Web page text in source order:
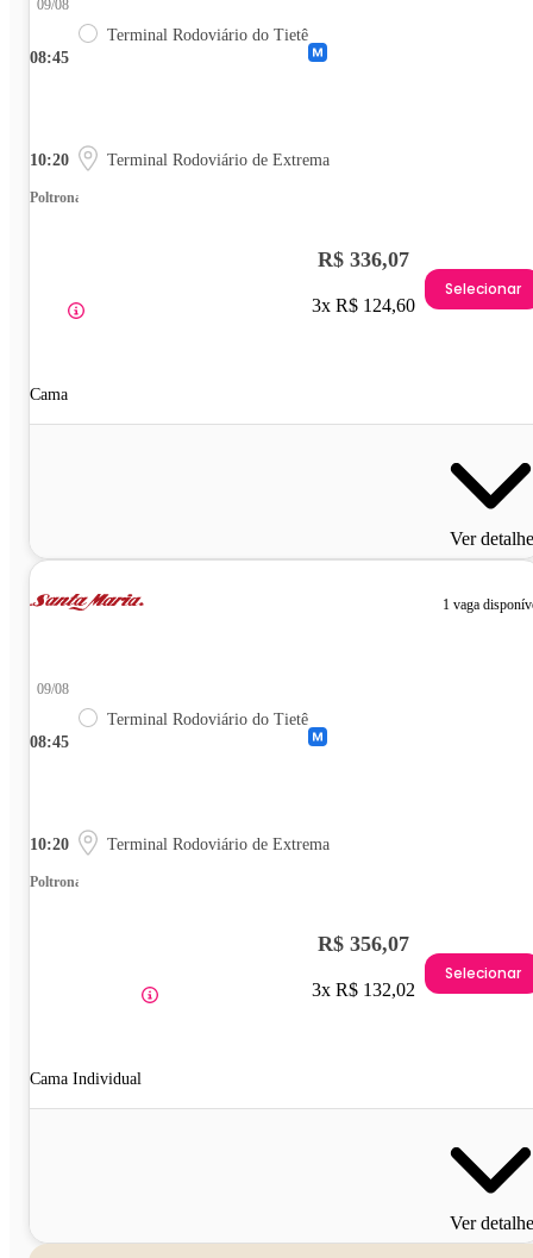
08:45
09/08
Terminal Rodoviário do Tietê
10:20 Terminal Rodoviário de Extrema
Poltrona
Cama
R$ 336,07
3x R$ 124,60
Selecionar
Ver
1 vaga
08:45
09/08
Terminal Rodoviário do Tietê
10:20 Terminal Rodoviário de Extrema
Poltrona
Cama Individual
R$ 356,07
3x R$ 132,02
Selecionar
Ver